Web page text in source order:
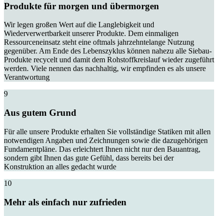
Produkte für morgen und übermorgen
Wir legen großen Wert auf die Langlebigkeit und
Wiederverwertbarkeit unserer Produkte. Dem einmaligen
Ressourceneinsatz steht eine oftmals jahrzehntelange Nutzung
gegenüber. Am Ende des Lebenszyklus können nahezu alle Siebau-
Produkte recycelt und damit dem Rohstoffkreislauf wieder zugeführt
werden. Viele nennen das nachhaltig, wir empfinden es als unsere
Verantwortung
9
Aus gutem Grund
Für alle unsere Produkte erhalten Sie vollständige Statiken mit allen
notwendigen Angaben und Zeichnungen sowie die dazugehörigen
Fundamentpläne. Das erleichtert Ihnen nicht nur den Bauantrag,
sondern gibt Ihnen das gute Gefühl, dass bereits bei der
Konstruktion an alles gedacht wurde
10
Mehr als einfach nur zufrieden